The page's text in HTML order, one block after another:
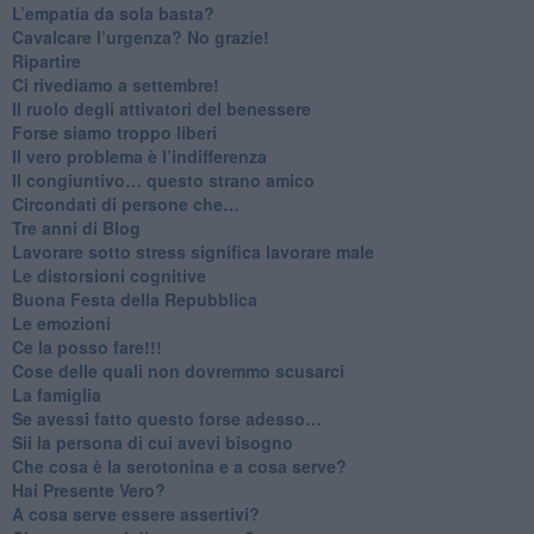
​L’empatia da sola basta?
​Cavalcare l’urgenza? No grazie!
Ripartire
​Ci rivediamo a settembre!
​Il ruolo degli attivatori del benessere
​Forse siamo troppo liberi
​Il vero problema è l’indifferenza
​Il congiuntivo… questo strano amico
​Circondati di persone che…
​Tre anni di Blog
​Lavorare sotto stress significa lavorare male
​Le distorsioni cognitive
​Buona Festa della Repubblica
Le emozioni
​Ce la posso fare!!!
​Cose delle quali non dovremmo scusarci
​La famiglia
​Se avessi fatto questo forse adesso…
​Sii la persona di cui avevi bisogno
Che cosa è la serotonina e a cosa serve?
​Hai Presente Vero?
A cosa serve essere assertivi?